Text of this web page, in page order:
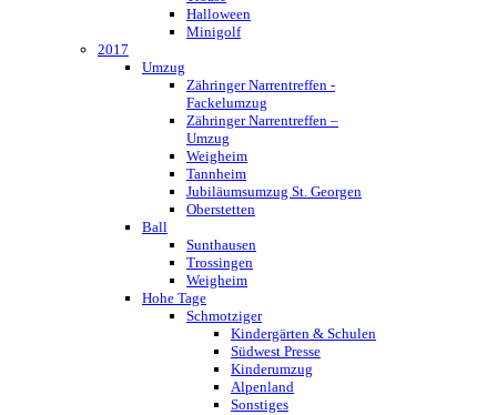
Halloween
Minigolf
2017
Umzug
Zähringer Narrentreffen -
Fackelumzug
Zähringer Narrentreffen –
Umzug
Weigheim
Tannheim
Jubiläumsumzug St. Georgen
Oberstetten
Ball
Sunthausen
Trossingen
Weigheim
Hohe Tage
Schmotziger
Kindergärten & Schulen
Südwest Presse
Kinderumzug
Alpenland
Sonstiges